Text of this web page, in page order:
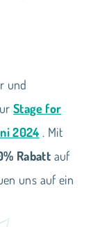
und
Stage for
2024 . Mit
Rabatt auf
uns auf ein